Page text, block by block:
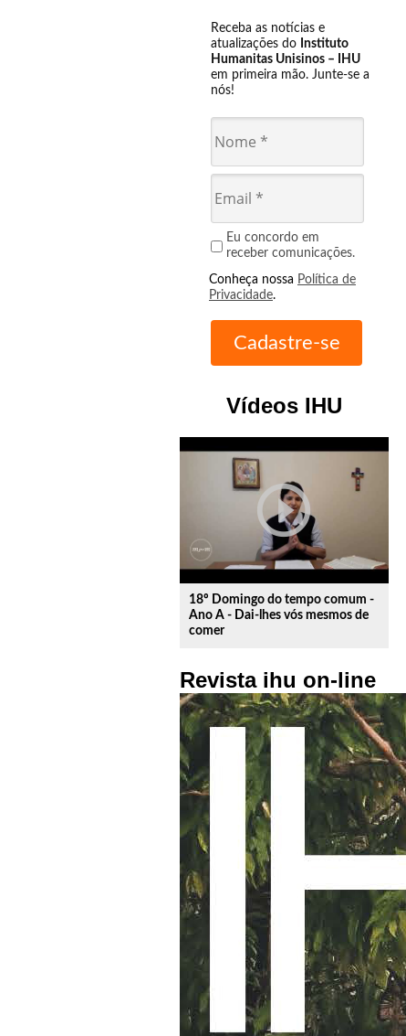
Receba as notícias e
atualizações do Instituto
Humanitas Unisinos – IHU
em primeira mão. Junte-se a
nós!
Eu concordo em
receber comunicações.
Conheça nossa Política de
Privacidade.
Vídeos IHU
play_circle_outline
18º Domingo do tempo comum -
Ano A - Dai-lhes vós mesmos de
comer
Revista ihu on-line